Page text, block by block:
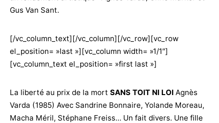
Gus Van Sant.
[/vc_column_text][/vc_column][/vc_row][vc_row
el_position= »last »][vc_column width= »1/1″]
[vc_column_text el_position= »first last »]
La liberté au prix de la mort SANS TOIT NI LOI Agnès
Varda (1985) Avec Sandrine Bonnaire, Yolande Moreau,
Macha Méril, Stéphane Freiss… Un fait divers. Une fille